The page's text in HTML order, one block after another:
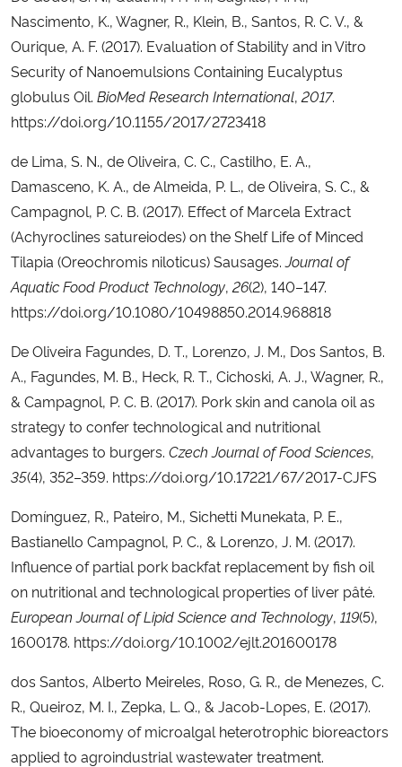
Nascimento, K., Wagner, R., Klein, B., Santos, R. C. V., &
Ourique, A. F. (2017). Evaluation of Stability and in Vitro
Security of Nanoemulsions Containing Eucalyptus
globulus Oil. BioMed Research International, 2017.
https://doi.org/10.1155/2017/2723418
de Lima, S. N., de Oliveira, C. C., Castilho, E. A.,
Damasceno, K. A., de Almeida, P. L., de Oliveira, S. C., &
Campagnol, P. C. B. (2017). Effect of Marcela Extract
(Achyroclines satureiodes) on the Shelf Life of Minced
Tilapia (Oreochromis niloticus) Sausages.Journal of
Aquatic Food Product Technology, 26(2), 140–147.
https://doi.org/10.1080/10498850.2014.968818
De Oliveira Fagundes, D. T., Lorenzo, J. M., Dos Santos, B.
A., Fagundes, M. B., Heck, R. T., Cichoski, A. J., Wagner, R.,
& Campagnol, P. C. B. (2017). Pork skin and canola oil as
strategy to confer technological and nutritional
advantages to burgers. Czech Journal of Food Sciences,
35(4), 352–359. https://doi.org/10.17221/67/2017-CJFS
Domínguez, R., Pateiro, M., Sichetti Munekata, P. E.,
Bastianello Campagnol, P. C., & Lorenzo, J. M. (2017).
Influence of partial pork backfat replacement by fish oil
on nutritional and technological properties of liver pâté.
European Journal of Lipid Science and Technology, 119(5),
1600178. https://doi.org/10.1002/ejlt.201600178
dos Santos, Alberto Meireles, Roso, G. R., de Menezes, C.
R., Queiroz, M. I., Zepka, L. Q., & Jacob-Lopes, E. (2017).
The bioeconomy of microalgal heterotrophic bioreactors
applied to agroindustrial wastewater treatment.